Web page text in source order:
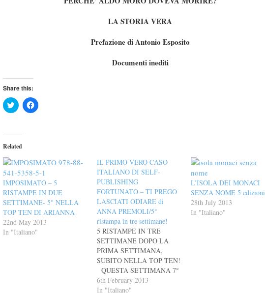
LA STORIA VERA
Prefazione di Antonio Esposito
Documenti inediti
Share this:
Click
to
(Opens
in
new
Click
to
Related
IMPOSIMATO – 5
RISTAMPE IN DUE
SETTIMANE- 5° NELLA
TOP TEN DI ARIANNA
22nd May 2013
In "Italiano"
IL PRIMO VERO CASO
ITALIANO DI SELF-
PUBLISHING
FORTUNATO – TI PREGO
LASCIATI ODIARE di
ANNA PREMOLI/5°
ristampa in tre settimane!
5 RISTAMPE IN TRE
SETTIMANE DOPO LA
PRIMA SETTIMANA,
SUBITO NELLA TOP TEN!
QUESTA SETTIMANA 7°
NELLA CLASSIFICA
GENERALE DEI LIBRI
6th February 2013
In "Italiano"
L’ISOLA DEI MONACI
SENZA NOME 5 edizioni
28th July 2013
In "Italiano"